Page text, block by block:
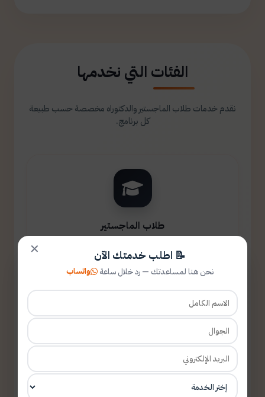
الفئات التي نخدمها
نقدم خدمات طلاب الماجستير والدكتوراه مخصصة حسب طبيعة
كل برنامج.
طلاب الماجستير
✕ 📝 اطلب خدمتك الآن
نحن هنا لمساعدتك — رد خلال ساعة واتساب